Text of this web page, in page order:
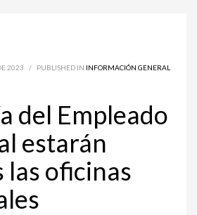
2023 / PUBLISHED IN INFORMACIÓN GENERAL
del Empleado
estarán
las oficinas